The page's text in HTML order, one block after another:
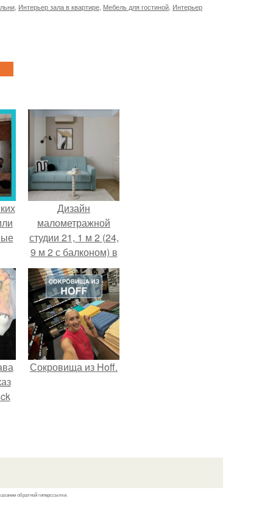
Интерьер зала в квартире Мебель для гостиной Интерьер
Дизайн
малометражной
студии 21, 1 м 2 (24,
9 м 2 с балконом) в
Краснодаре.
Сокровища из Hoff.
обратной гиперссылки.